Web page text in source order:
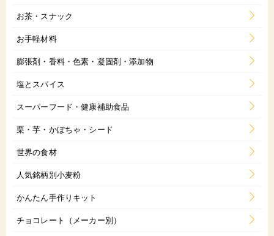
お茶・スナック
お手軽材料
膨張剤・香料・色素・凝固剤・添加物
塩とスパイス
スーパーフード・健康補助食品
栗・芋・かぼちゃ・シード
世界の食材
人気銘柄別小麦粉
かんたん手作りキット
チョコレート（メーカー別）